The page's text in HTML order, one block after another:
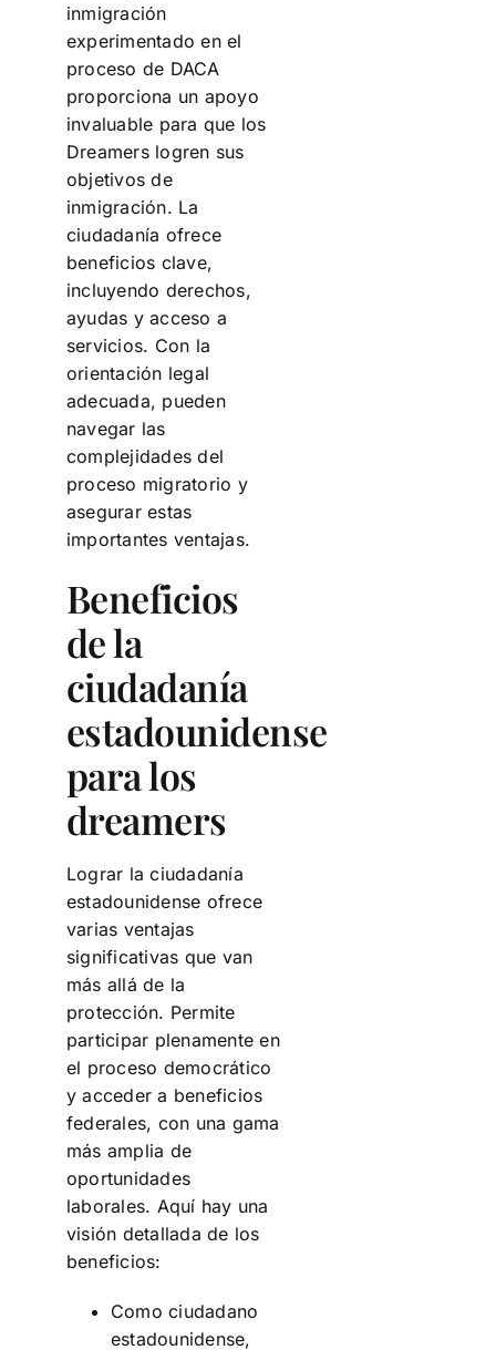
inmigración
experimentado en el
proceso de DACA
proporciona un apoyo
invaluable para que los
Dreamers logren sus
objetivos de
inmigración. La
ciudadanía ofrece
beneficios clave,
incluyendo derechos,
ayudas y acceso a
servicios. Con la
orientación legal
adecuada, pueden
navegar las
complejidades del
proceso migratorio y
asegurar estas
importantes ventajas.
Beneficios
de la
ciudadanía
estadounidense
para los
dreamers
Lograr la ciudadanía
estadounidense ofrece
varias ventajas
significativas que van
más allá de la
protección. Permite
participar plenamente en
el proceso democrático
y acceder a beneficios
federales, con una gama
más amplia de
oportunidades
laborales. Aquí hay una
visión detallada de los
beneficios:
Como ciudadano
estadounidense,